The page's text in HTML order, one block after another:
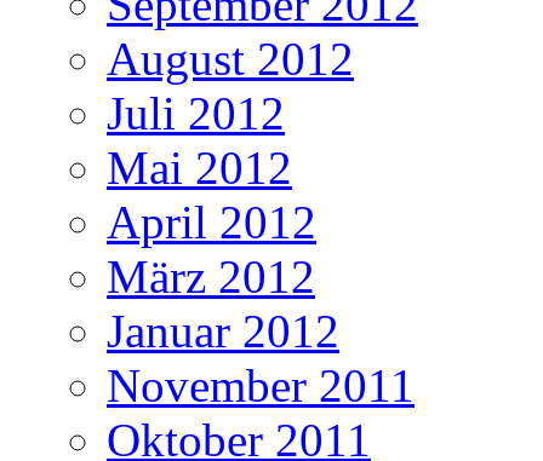
August 2012
Juli 2012
Mai 2012
April 2012
März 2012
Januar 2012
November 2011
Oktober 2011